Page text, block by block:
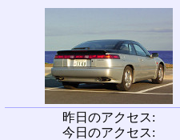
昨日のアクセス:
今日のアクセス: